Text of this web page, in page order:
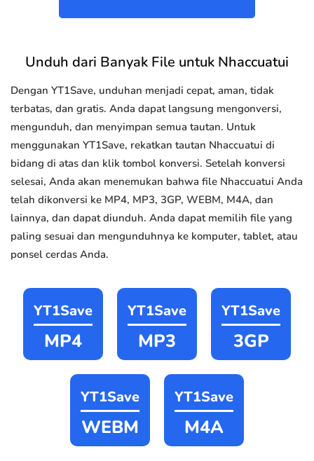
Unduh dari Banyak File untuk Nhaccuatui
Dengan YT1Save, unduhan menjadi cepat, aman, tidak
terbatas, dan gratis. Anda dapat langsung mengonversi,
mengunduh, dan menyimpan semua tautan. Untuk
menggunakan YT1Save, rekatkan tautan Nhaccuatui di
bidang di atas dan klik tombol konversi. Setelah konversi
selesai, Anda akan menemukan bahwa file Nhaccuatui Anda
telah dikonversi ke MP4, MP3, 3GP, WEBM, M4A, dan
lainnya, dan dapat diunduh. Anda dapat memilih file yang
paling sesuai dan mengunduhnya ke komputer, tablet, atau
ponsel cerdas Anda.
YT1Save
MP4
YT1Save
MP3
YT1Save
3GP
YT1Save
WEBM
YT1Save
M4A